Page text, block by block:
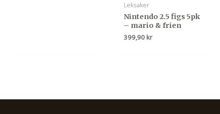
Leksaker
Nintendo 2.5 figs 5pk
– mario & frien
399,90 kr